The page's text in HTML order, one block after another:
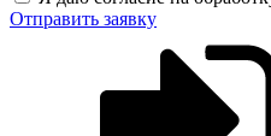
Отправить заявку